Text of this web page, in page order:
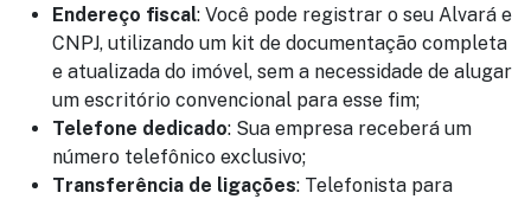
Endereço fiscal: Você pode registrar o seu Alvará e
CNPJ, utilizando um kit de documentação completa
e atualizada do imóvel, sem a necessidade de alugar
um escritório convencional para esse fim;
Telefone dedicado: Sua empresa receberá um
número telefônico exclusivo;
Transferência de ligações: Telefonista para